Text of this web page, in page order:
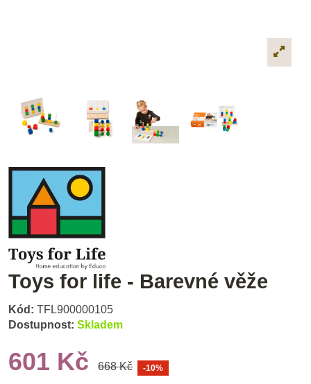
Toys for life - Barevné věže
Kód: TFL900000105
Dostupnost: Skladem
601 Kč 668 Kč -10%